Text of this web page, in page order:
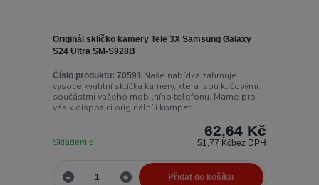
Originál sklíčko kamery Tele 3X Samsung Galaxy
S24 Ultra SM-S928B
Číslo produktu: 70591Naše nabídka zahrnuje
vysoce kvalitní sklíčka kamery, která jsou klíčovými
součástmi vašeho mobilního telefonu. Máme pro
vás k dispozici originální i kompat...
62,64 Kč
51,77 Kčbez DPH
Skladem 6
Přidat do košíku